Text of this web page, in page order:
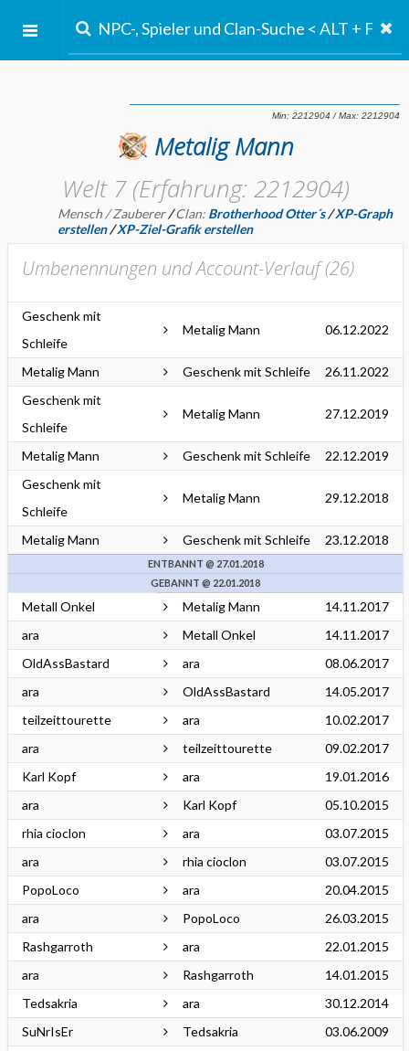
Metalig Mann
Welt 7 (Erfahrung: 2212904)
Mensch / Zauberer/Clan: Brotherhood Otter´s /XP-Graph
erstellen/XP-Ziel-Grafik erstellen
Umbenennungen und Account-Verlauf (26)
Geschenk mit
Schleife
Metalig Mann 06.12.2022
Metalig Mann Geschenk mit Schleife
26.11.2022
Geschenk mit
Schleife
Metalig Mann 27.12.2019
Metalig Mann Geschenk mit Schleife
22.12.2019
Geschenk mit
Schleife
Metalig Mann 29.12.2018
Metalig Mann Geschenk mit Schleife 23.12.2018
ENTBANNT @ 27.01.2018
GEBANNT @ 22.01.2018
Metall Onkel Metalig Mann
14.11.2017
ara
Metall Onkel
14.11.2017
OldAssBastard
ara
08.06.2017
ara
OldAssBastard
14.05.2017
teilzeittourette
ara
10.02.2017
ara
teilzeittourette
09.02.2017
Karl Kopf
ara
19.01.2016
ara
Karl Kopf
05.10.2015
rhia cioclon
ara
03.07.2015
ara
rhia cioclon
03.07.2015
PopoLoco
ara
20.04.2015
ara
PopoLoco
26.03.2015
Rashgarroth
ara
22.01.2015
ara
Rashgarroth
14.01.2015
Tedsakria
ara
30.12.2014
SuNrIsEr
Tedsakria
03.06.2009